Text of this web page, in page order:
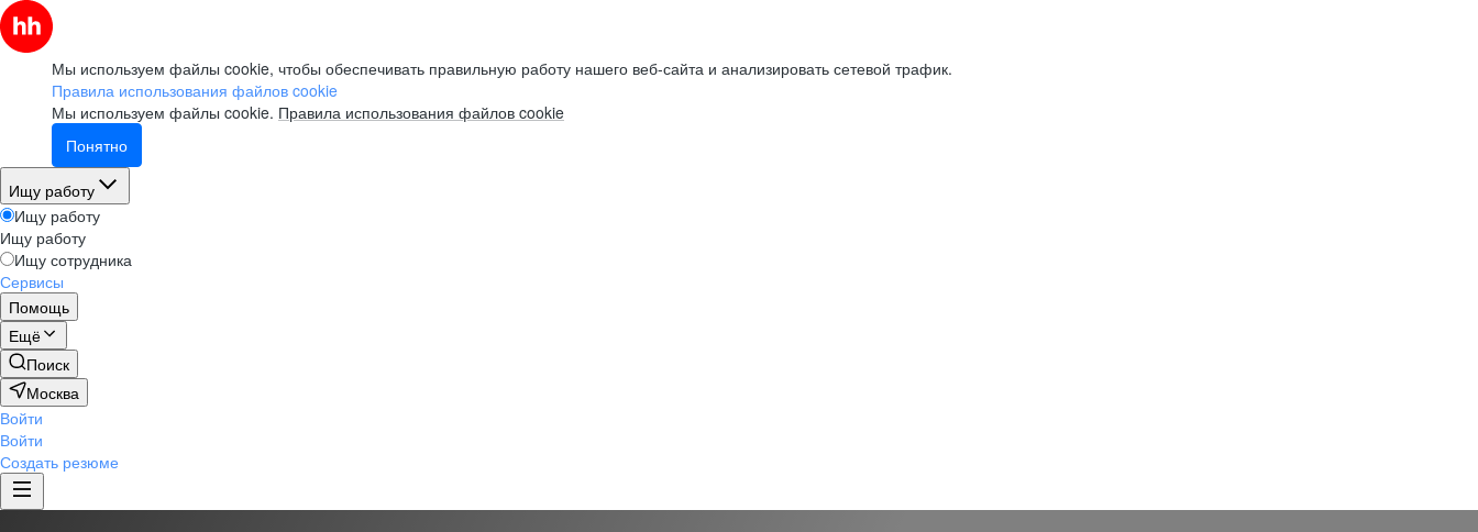
Мы используем файлы cookie, чтобы обеспечивать правильную работу нашего веб-сайта и анализировать сетевой трафик.
Правила использования файлов cookie
Мы используем файлы cookie. Правила использования файлов cookie
Понятно
Ищу работу
Ищу работу
Ищу работу
Ищу сотрудника
Сервисы
Помощь
Ещё
Поиск
Москва
Войти
Войти
Создать резюме